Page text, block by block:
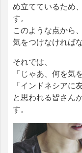
め立てているため
す。
このような点から
気をつけなければ
それでは、
「じゃあ、何を気
「インドネシアに
と思われる皆さん
す。